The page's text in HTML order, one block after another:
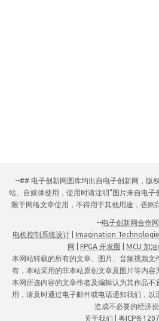
--## 电子创新网图库均出自电子创新网，版
站、自媒体使用，使用时请注明“图片来自电子
限于网络文章使用，不得用于其他用途，否
--电子创新网合作
电机控制系统设计| Imagination
网
FPGA 开发圈 MCU 加油
本网站转载的所有的文章、图片、音频视频文
有，本站采用的非本站原创文章及图片等内容
本网所选内容的文章作者及编辑认为其作品不
用，请及时通过电子邮件或电话通知我们，
造成不必要的经济损
关于我们
粤ICP备